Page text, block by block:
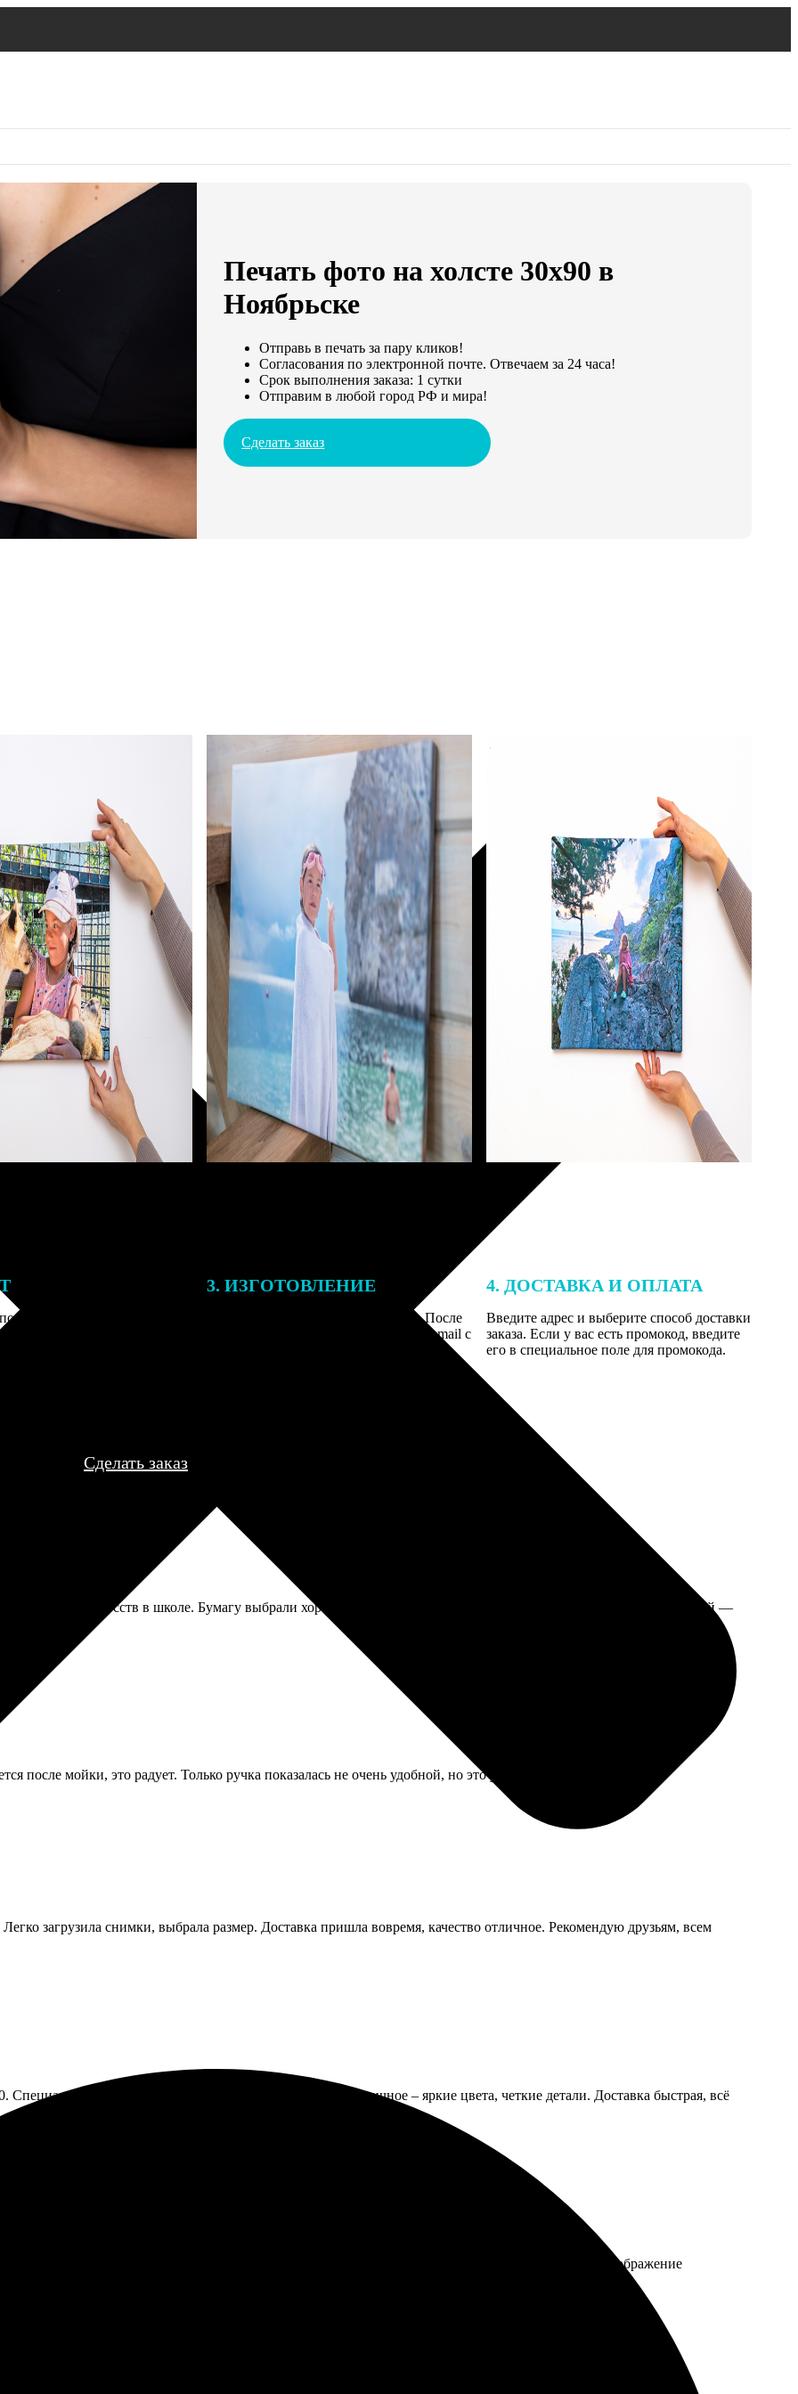
Печать фото на холсте 30х90 в
Ноябрьске
Отправь в печать за пару кликов!
Согласования по электронной почте. Отвечаем за 24 часа!
Срок выполнения заказа: 1 сутки
Отправим в любой город РФ и мира!
Сделать заказ
заказа к печати
могут связаться с Вами
телефону или email для
деталей.
3. ИЗГОТОВЛЕНИЕ
Оплатите заказ банковской картой. После
оплаты получите подтверждение на email с
описанием заказа. Когда отправим заказ
4. ДОСТАВКА И ОПЛАТА
Введите адрес и выберите способ доставки
заказа. Если у вас есть промокод, введите
его в специальное поле для промокода.
Сделать заказ
истории искусств в школе. Бумагу выбрали хорошую, плотную, цвета близкие к оригиналу. Для учебных целей —
после мойки, это радует. Только ручка показалась не очень удобной, но это уже придирки.
загрузила снимки, выбрала размер. Доставка пришла вовремя, качество отличное. Рекомендую друзьям, всем
Специалисты оперативно обработали заявку. Качество отличное – яркие цвета, четкие детали. Доставка быстрая, всё
30х90. Оформление прошло быстро и без проблем. Работники компании вежливы и отзывчивы. Изображение
задержек. Очень довольна результатом!